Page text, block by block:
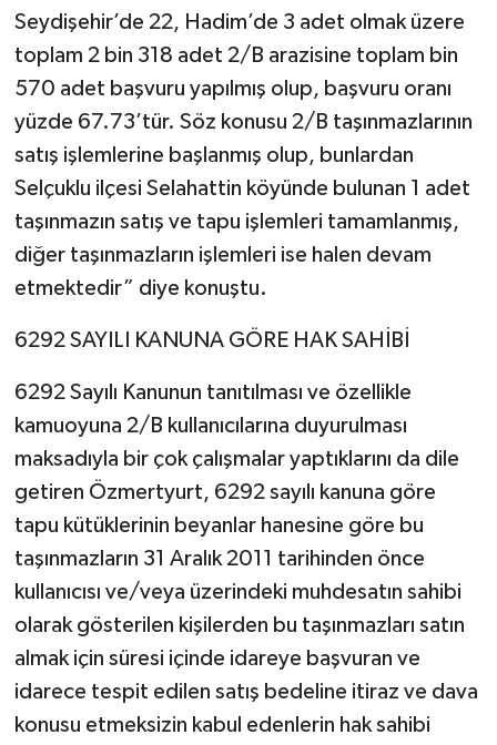
Seydişehir’de 22, Hadim’de 3 adet olmak üzere
toplam 2 bin 318 adet 2/B arazisine toplam bin
570 adet başvuru yapılmış olup, başvuru oranı
yüzde 67.73’tür. Söz konusu 2/B taşınmazlarının
satış işlemlerine başlanmış olup, bunlardan
Selçuklu ilçesi Selahattin köyünde bulunan 1 adet
taşınmazın satış ve tapu işlemleri tamamlanmış,
diğer taşınmazların işlemleri ise halen devam
etmektedir” diye konuştu.
6292 SAYILI KANUNA GÖRE HAK SAHİBİ
6292 Sayılı Kanunun tanıtılması ve özellikle
kamuoyuna 2/B kullanıcılarına duyurulması
maksadıyla bir çok çalışmalar yaptıklarını da dile
getiren Özmertyurt, 6292 sayılı kanuna göre
tapu kütüklerinin beyanlar hanesine göre bu
taşınmazların 31 Aralık 2011 tarihinden önce
kullanıcısı ve/veya üzerindeki muhdesatın sahibi
olarak gösterilen kişilerden bu taşınmazları satın
almak için süresi içinde idareye başvuran ve
idarece tespit edilen satış bedeline itiraz ve dava
konusu etmeksizin kabul edenlerin hak sahibi